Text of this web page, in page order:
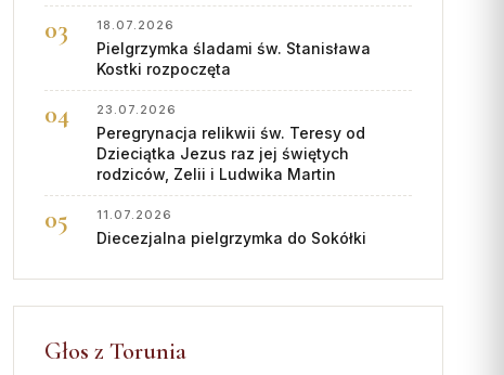
18.07.2026
Pielgrzymka śladami św. Stanisława
Kostki rozpoczęta
23.07.2026
Peregrynacja relikwii św. Teresy od
Dzieciątka Jezus raz jej świętych
rodziców, Zelii i Ludwika Martin
11.07.2026
Diecezjalna pielgrzymka do Sokółki
Głos z Torunia